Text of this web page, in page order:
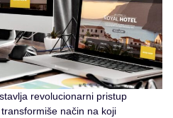
revolucionarni pristup
način na koji